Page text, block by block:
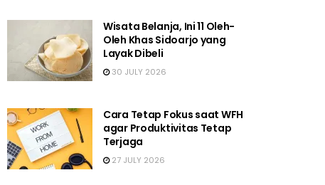
Wisata Belanja, Ini 11 Oleh-
Oleh Khas Sidoarjo yang
Layak Dibeli
30 JULY 2026
Cara Tetap Fokus saat WFH
agar Produktivitas Tetap
Terjaga
27 JULY 2026